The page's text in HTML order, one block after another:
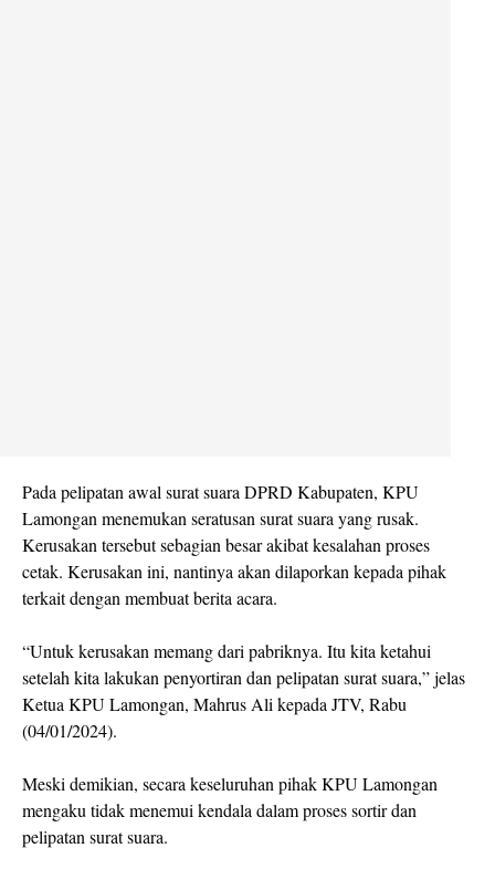
Pada pelipatan awal surat suara DPRD Kabupaten, KPU
Lamongan menemukan seratusan surat suara yang rusak.
Kerusakan tersebut sebagian besar akibat kesalahan proses
cetak. Kerusakan ini, nantinya akan dilaporkan kepada pihak
terkait dengan membuat berita acara.
“Untuk kerusakan memang dari pabriknya. Itu kita ketahui
setelah kita lakukan penyortiran dan pelipatan surat suara,” jelas
Ketua KPU Lamongan, Mahrus Ali kepada JTV, Rabu
(04/01/2024).
Meski demikian, secara keseluruhan pihak KPU Lamongan
mengaku tidak menemui kendala dalam proses sortir dan
pelipatan surat suara.